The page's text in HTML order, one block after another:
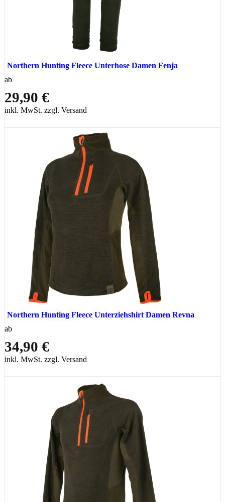
Northern Hunting Fleece Unterhose Damen Fenja
ab
29,90 €
inkl. MwSt. zzgl. Versand
Northern Hunting Fleece Unterziehshirt Damen Revna
ab
34,90 €
inkl. MwSt. zzgl. Versand